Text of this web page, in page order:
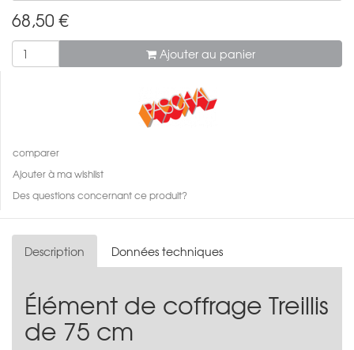
68,50 €
Ajouter au panier
comparer
Ajouter à ma wishlist
Des questions concernant ce produit?
Description Données techniques
Élément de coffrage Treillis
de 75 cm